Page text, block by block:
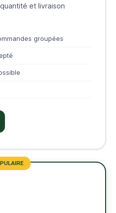
et livraison
groupées